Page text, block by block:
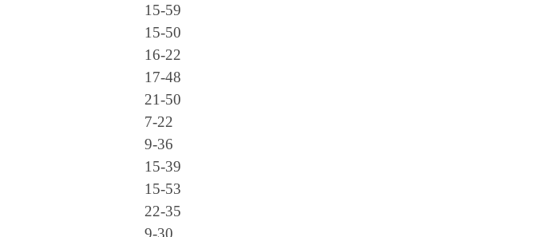
15-59
15-50
16-22
17-48
21-50
7-22
9-36
15-39
15-53
22-35
9-30